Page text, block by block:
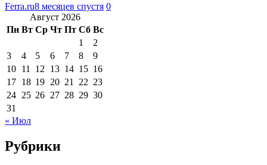
Ferra.ru8 месяцев спустя 0
Август 2026
Пн Вт Ср Чт Пт Сб Вс
1
2
3
4 5 6 7 8
9
10 11 12 13 14 15 16
17 18 19 20 21 22 23
24 25 26 27 28 29 30
31
« Июл
Рубрики